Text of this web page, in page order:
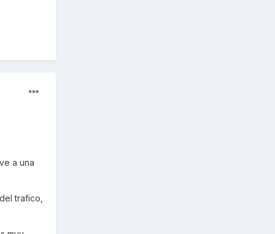
a una
trafico,